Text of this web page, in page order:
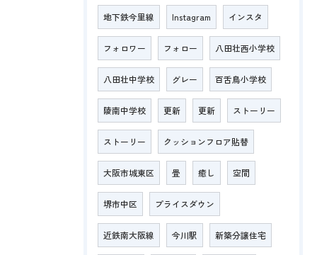
地下鉄今里線 Instagram インスタ
フォロワー フォロー 八田壮西小学校
八田壮中学校 グレー 百舌鳥小学校
陵南中学校 更新 更新 ストーリー
ストーリー クッションフロア貼替
大阪市城東区 畳 癒し 空間
堺市中区 プライスダウン
近鉄南大阪線 今川駅 新築分譲住宅